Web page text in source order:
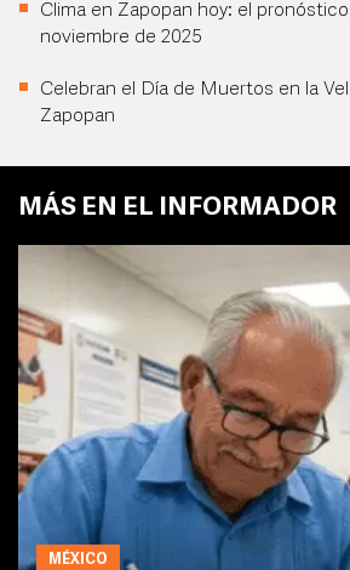
Clima en Zapopan hoy: el
noviembre de 2025
Celebran el Día de Muertos en la
Zapopan
MÁS EN EL INFORMADOR
MÉXICO